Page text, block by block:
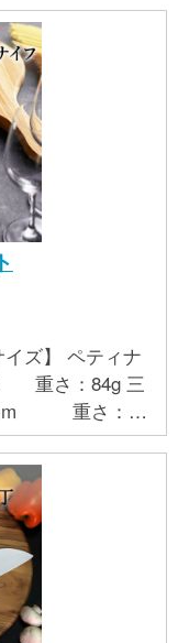
ズ】 ペティナ
重さ：84g 三
重さ：15